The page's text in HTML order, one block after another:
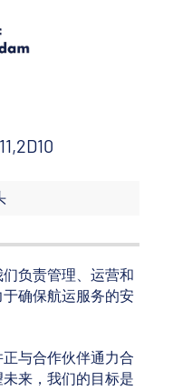
负责管理、运营和
确保航运服务的安
与合作伙伴通力合
来，我们的目标是